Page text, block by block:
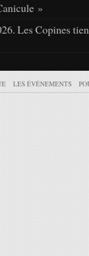
»
Les Copines
LES ÉVÉNEMENTS